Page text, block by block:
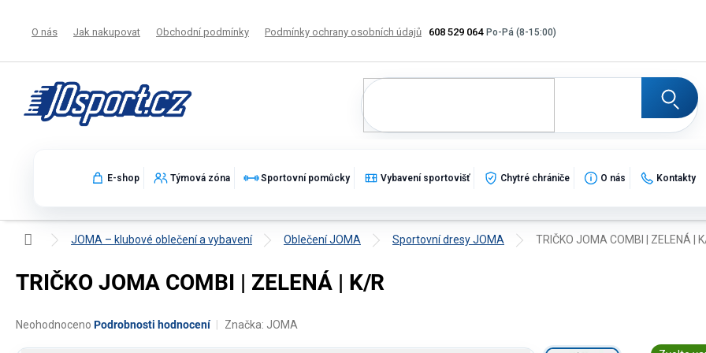
608 529 064
O nás Jak nakupovat Obchodní podmínky Podmínky ochrany osobních údajů Výměna, vrácení a reklamace zboží
E-shop Týmová zóna Sportovní pomůcky Vybavení sportovišť Chytré chrániče O nás Kontakty
Domů JOMA – klubové oblečení a vybavení Oblečení JOMA Sportovní dresy JOMA TRIČKO JOMA COMBI | ZELENÁ |
TRIČKO JOMA COMBI | ZELENÁ | K/R
Průměrné
Neohodnoceno Podrobnosti hodnocení Značka: JOMA